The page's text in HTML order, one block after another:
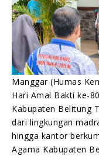
Manggar (Humas
Hari Amal Bakti ke-
Kabupaten Belitung
dari lingkungan
hingga kantor
Agama Kabupaten